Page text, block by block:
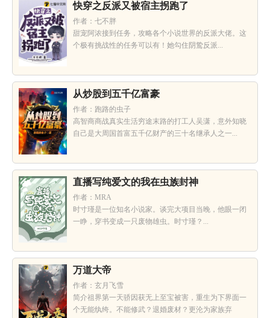
快穿之反派又被宿主拐跑了
作者：七不胖
甜宠阿浓接到任务，攻略各个小说世界的反派大佬。这
个极有挑战性的任务可以有！她勾住阴鸷反派...
从炒股到五千亿富豪
作者：跑路的虫子
高智商商战真实生活穷途末路的打工人吴潇，意外知晓
自己是大周国首富五千亿财产的三十名继承人之一...
直播写纯爱文的我在虫族封神
作者：MRA
时寸瑾是一位知名小说家。谈完大项目当晚，他眼一闭
一睁，穿书变成一只废物雄虫。时寸瑾？...
万道大帝
作者：玄月飞雪
简介祖界第一天骄因获无上至宝被害，重生为下界面一
个无能纨绔。不能修武？退婚废材？更沦为家族弃